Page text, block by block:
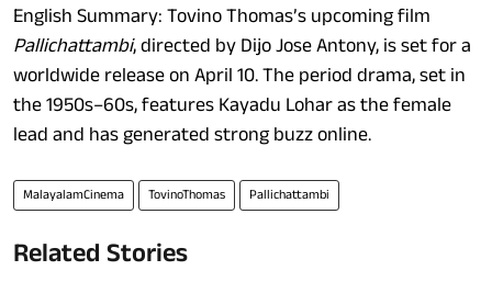
English Summary: Tovino Thomas’s upcoming film
Pallichattambi, directed by Dijo Jose Antony, is set for a
worldwide release on April 10. The period drama, set in
the 1950s–60s, features Kayadu Lohar as the female
lead and has generated strong buzz online.
MalayalamCinema TovinoThomas Pallichattambi
Related Stories